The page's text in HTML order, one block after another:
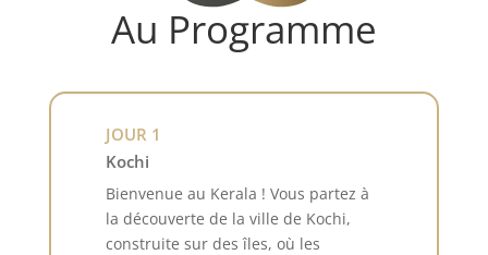
Au Programme
JOUR 1
Kochi
Bienvenue au Kerala ! Vous partez à
la découverte de la ville de Kochi,
construite sur des îles, où les